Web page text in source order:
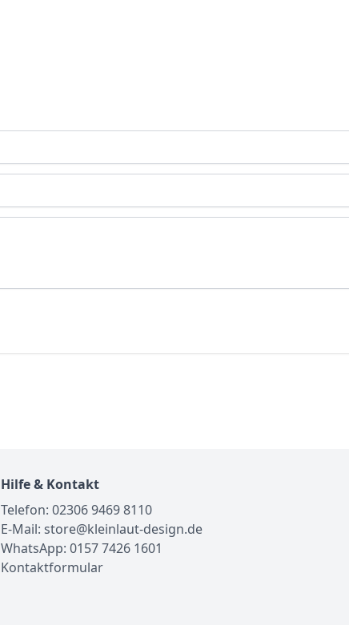
Hilfe & Kontakt
Telefon: 02306 9469 8110
E-Mail: store@kleinlaut-design.de
WhatsApp: 0157 7426 1601
Kontaktformular